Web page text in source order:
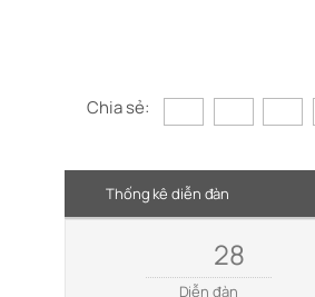
Chia sẻ:
Thống kê diễn đàn
28
Diễn đàn